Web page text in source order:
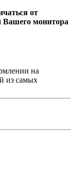
от
Вашего монитора
на
из самых